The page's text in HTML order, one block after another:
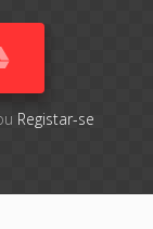
Registar-se